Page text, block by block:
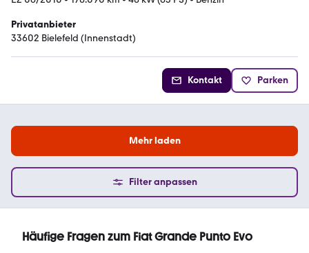
Privatanbieter
33602 Bielefeld (Innenstadt)
Kontakt Parken
Mehr laden
Filter anpassen
Häufige Fragen zum Fiat Grande Punto Evo